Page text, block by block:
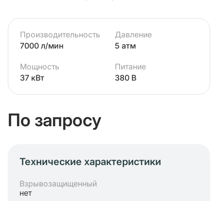
Производительность
7000 л/мин
Давление
5 атм
Мощность
37 кВт
Питание
380 В
По запросу
Технические характеристики
Взрывозащищенный
нет